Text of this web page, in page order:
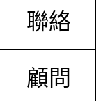
聯絡
顧問